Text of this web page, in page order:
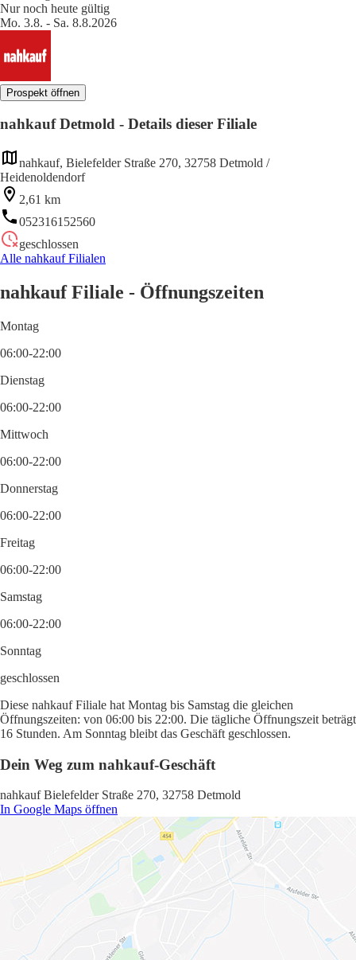
Nur noch heute gültig
Mo. 3.8. - Sa. 8.8.2026
Prospekt öffnen
nahkauf Detmold - Details dieser Filiale
nahkauf, Bielefelder Straße 270, 32758 Detmold /
Heidenoldendorf
2,61 km
052316152560
geschlossen
Alle nahkauf Filialen
nahkauf Filiale - Öffnungszeiten
Montag
06:00-22:00
Dienstag
06:00-22:00
Mittwoch
06:00-22:00
Donnerstag
06:00-22:00
Freitag
06:00-22:00
Samstag
06:00-22:00
Sonntag
geschlossen
Diese nahkauf Filiale hat Montag bis Samstag die gleichen
Öffnungszeiten: von 06:00 bis 22:00. Die tägliche Öffnungszeit beträgt
16 Stunden. Am Sonntag bleibt das Geschäft geschlossen.
Dein Weg zum nahkauf-Geschäft
nahkauf Bielefelder Straße 270, 32758 Detmold
In Google Maps öffnen